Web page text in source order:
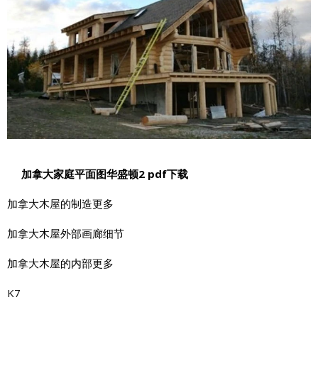
加拿大家庭平面图华盛顿2 pdf下载
加拿大木屋的制造更多
加拿大木屋外部画廊细节
加拿大木屋的内部更多
K7